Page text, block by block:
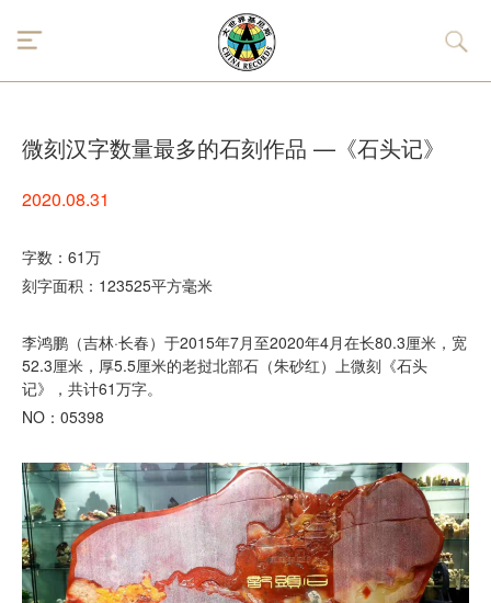
微刻汉字数量最多的石刻作品 —《石头记》
2020.08.31
字数：61万
刻字面积：123525平方毫米
李鸿鹏（吉林·长春）于2015年7月至2020年4月在长80.3厘米，宽
52.3厘米，厚5.5厘米的老挝北部石（朱砂红）上微刻《石头
记》，共计61万字。
NO：05398